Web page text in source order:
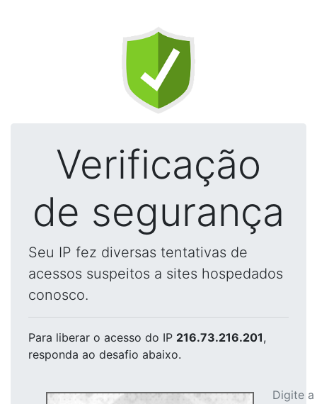
Verificação
de segurança
Seu IP fez diversas tentativas de
acessos suspeitos a sites hospedados
conosco.
Para liberar o acesso do IP 216.73.216.201,
responda ao desafio abaixo.
Digite